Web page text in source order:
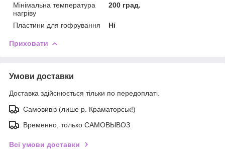
Мінімальна температура
нагріву
200 град.
Пластини для гофрування Ні
Приховати
Умови доставки
Доставка здійснюється тільки по передоплаті.
Самовивіз (лише р. Краматорськ!)
Временно, только САМОВЫВОЗ
Всі умови доставки